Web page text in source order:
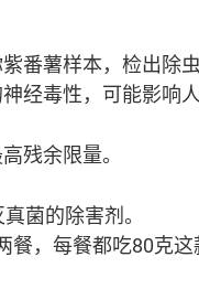
番薯样本，检出除
经毒性，可能影响人
残余限量。
菌的除害剂。
，每餐都吃80克